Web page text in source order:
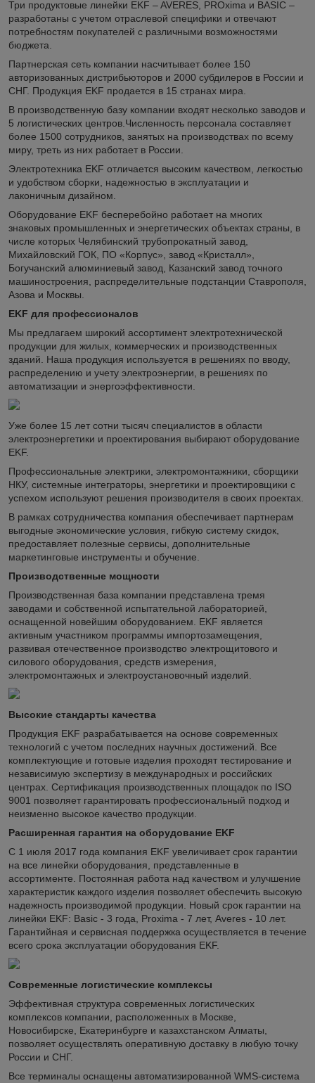
Три продуктовые линейки EKF – AVERES, PROxima и BASIC –
разработаны с учетом отраслевой специфики и отвечают
потребностям покупателей с различными возможностями
бюджета.
Партнерская сеть компании насчитывает более 150
авторизованных дистрибьюторов и 2000 субдилеров в России и
СНГ. Продукция EKF продается в 15 странах мира.
В производственную базу компании входят несколько заводов и
5 логистических центров.Численность персонала составляет
более 1500 сотрудников, занятых на производствах по всему
миру, треть из них работает в России.
Электротехника EKF отличается высоким качеством, легкостью
и удобством сборки, надежностью в эксплуатации и
лаконичным дизайном.
Оборудование EKF бесперебойно работает на многих
знаковых промышленных и энергетических объектах страны, в
числе которых Челябинский трубопрокатный завод,
Михайловский ГОК, ПО «Корпус», завод «Кристалл»,
Богучанский алюминиевый завод, Казанский завод точного
машиностроения, распределительные подстанции Ставрополя,
Азова и Москвы.
EKF для профессионалов
Мы предлагаем широкий ассортимент электротехнической
продукции для жилых, коммерческих и производственных
зданий. Наша продукция используется в решениях по вводу,
распределению и учету электроэнергии, в решениях по
автоматизации и энергоэффективности.
Уже более 15 лет сотни тысяч специалистов в области
электроэнергетики и проектирования выбирают оборудование
EKF.
Профессиональные электрики, электромонтажники, сборщики
НКУ, системные интеграторы, энергетики и проектировщики с
успехом используют решения производителя в своих проектах.
В рамках сотрудничества компания обеспечивает партнерам
выгодные экономические условия, гибкую систему скидок,
предоставляет полезные сервисы, дополнительные
маркетинговые инструменты и обучение.
Производственные мощности
Производственная база компании представлена тремя
заводами и собственной испытательной лабораторией,
оснащенной новейшим оборудованием. EKF является
активным участником программы импортозамещения,
развивая отечественное производство электрощитового и
силового оборудования, средств измерения,
электромонтажных и электроустановочный изделий.
Высокие стандарты качества
Продукция EKF разрабатывается на основе современных
технологий с учетом последних научных достижений. Все
комплектующие и готовые изделия проходят тестирование и
независимую экспертизу в международных и российских
центрах. Сертификация производственных площадок по ISO
9001 позволяет гарантировать профессиональный подход и
неизменно высокое качество продукции.
Расширенная гарантия на оборудование EKF
С 1 июля 2017 года компания EKF увеличивает срок гарантии
на все линейки оборудования, представленные в
ассортименте. Постоянная работа над качеством и улучшение
характеристик каждого изделия позволяет обеспечить высокую
надежность производимой продукции. Новый срок гарантии на
линейки EKF: Basic - 3 года, Proxima - 7 лет, Averes - 10 лет.
Гарантийная и сервисная поддержка осуществляется в течение
всего срока эксплуатации оборудования EKF.
Современные логистические комплексы
Эффективная структура современных логистических
комплексов компании, расположенных в Москве,
Новосибирске, Екатеринбурге и казахстанском Алматы,
позволяет осуществлять оперативную доставку в любую точку
России и СНГ.
Все терминалы оснащены автоматизированной WMS-система